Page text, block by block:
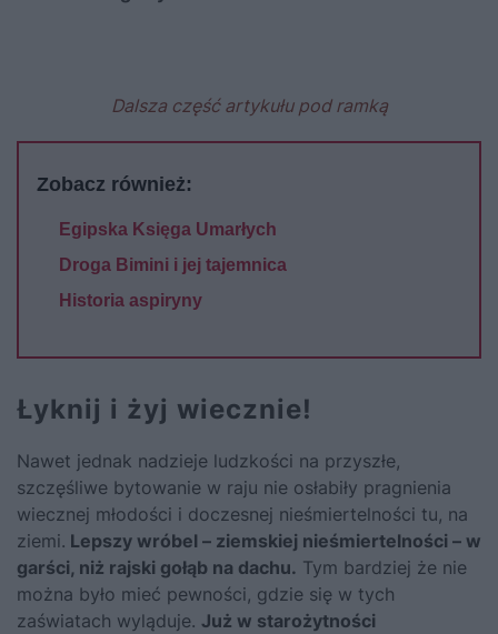
Dalsza część artykułu pod ramką
Zobacz również:
Egipska Księga Umarłych
Droga Bimini i jej tajemnica
Historia aspiryny
Łyknij i żyj wiecznie!
Nawet jednak nadzieje ludzkości na przyszłe,
szczęśliwe bytowanie w raju nie osłabiły pragnienia
wiecznej młodości i doczesnej nieśmiertelności tu, na
ziemi. Lepszy wróbel – ziemskiej nieśmiertelności – w
garści, niż rajski gołąb na dachu. Tym bardziej że nie
można było mieć pewności, gdzie się w tych
zaświatach wyląduje. Już w starożytności